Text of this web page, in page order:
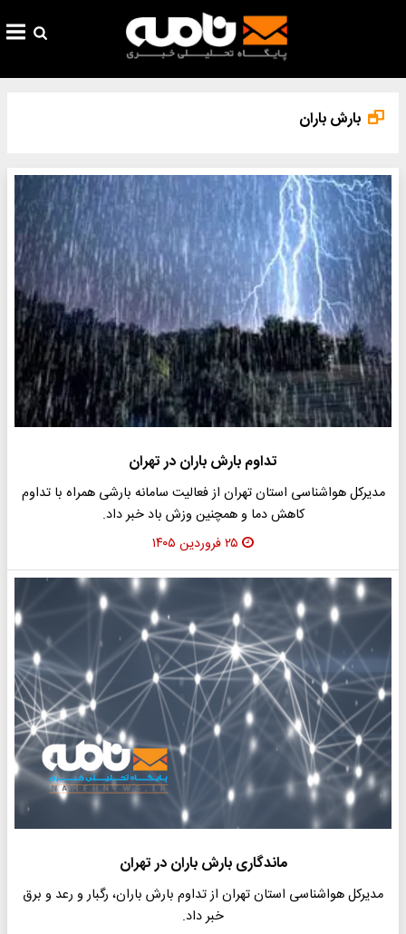
بارش باران
تداوم بارش باران در تهران
مدیرکل هواشناسی استان تهران از فعالیت سامانه بارشی همراه با تداوم
کاهش دما و همچنین وزش باد خبر داد.
۲۵ فروردین ۱۴۰۵
ماندگاری بارش باران در تهران
مدیرکل هواشناسی استان تهران از تداوم بارش باران، رگبار و رعد و برق
خبر داد.